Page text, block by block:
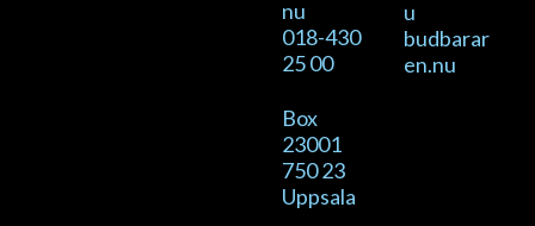
nu
018-430
25 00
Box
23001
750 23
Uppsala
u
budbarar
en.nu